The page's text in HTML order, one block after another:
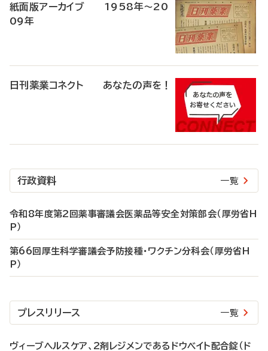
紙面版アーカイブ 1958年～20
09年
日刊薬業コネクト あなたの声を！
行政資料 一覧
令和8年度第2回薬事審議会医薬品等安全対策部会（厚労省H
P）
第66回厚生科学審議会予防接種・ワクチン分科会（厚労省H
P）
プレスリリース 一覧
ヴィーブヘルスケア、2剤レジメンであるドウベイト配合錠（ド